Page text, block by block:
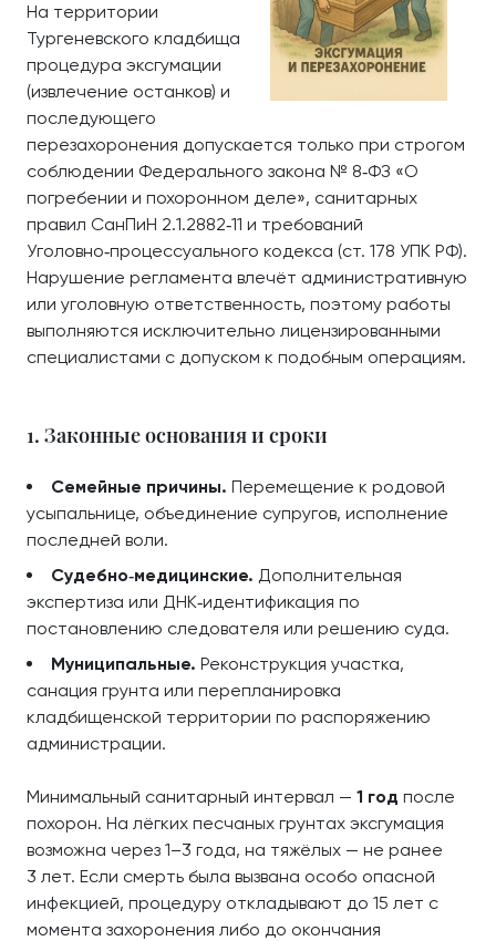
На территории
Тургеневского кладбища
процедура эксгумации
(извлечение останков) и
последующего
перезахоронения допускается только при строгом
соблюдении Федерального закона № 8‑ФЗ «О
погребении и похоронном деле», санитарных
правил СанПиН 2.1.2882‑11 и требований
Уголовно‑процессуального кодекса (ст. 178 УПК РФ).
Нарушение регламента влечёт административную
или уголовную ответственность, поэтому работы
выполняются исключительно лицензированными
специалистами с допуском к подобным операциям.
1. Законные основания и сроки
Семейные причины. Перемещение к родовой
усыпальнице, объединение супругов, исполнение
последней воли.
Судебно‑медицинские. Дополнительная
экспертиза или ДНК‑идентификация по
постановлению следователя или решению суда.
Муниципальные. Реконструкция участка,
санация грунта или перепланировка
кладбищенской территории по распоряжению
администрации.
Минимальный санитарный интервал — 1 год после
похорон. На лёгких песчаных грунтах эксгумация
возможна через 1–3 года, на тяжёлых — не ранее
3 лет. Если смерть была вызвана особо опасной
инфекцией, процедуру откладывают до 15 лет с
момента захоронения либо до окончания